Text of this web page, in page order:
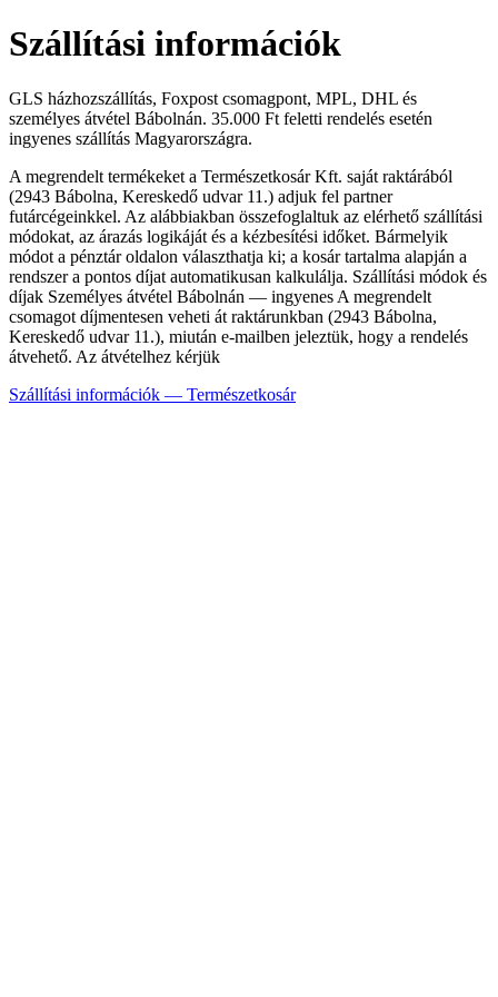
Szállítási információk
GLS házhozszállítás, Foxpost csomagpont, MPL, DHL és
személyes átvétel Bábolnán. 35.000 Ft feletti rendelés esetén
ingyenes szállítás Magyarországra.
A megrendelt termékeket a Természetkosár Kft. saját raktárából
(2943 Bábolna, Kereskedő udvar 11.) adjuk fel partner
futárcégeinkkel. Az alábbiakban összefoglaltuk az elérhető szállítási
módokat, az árazás logikáját és a kézbesítési időket. Bármelyik
módot a pénztár oldalon választhatja ki; a kosár tartalma alapján a
rendszer a pontos díjat automatikusan kalkulálja. Szállítási módok és
díjak Személyes átvétel Bábolnán — ingyenes A megrendelt
csomagot díjmentesen veheti át raktárunkban (2943 Bábolna,
Kereskedő udvar 11.), miután e-mailben jeleztük, hogy a rendelés
átvehető. Az átvételhez kérjük
Szállítási információk — Természetkosár